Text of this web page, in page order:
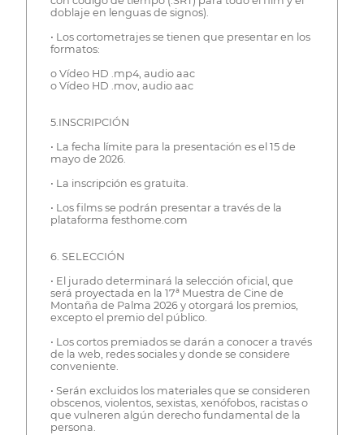
doblaje en lenguas de signos).
• Los cortometrajes se tienen que presentar en los
formatos:
o Vídeo HD .mp4, audio aac
o Vídeo HD .mov, audio aac
5.INSCRIPCIÓN
• La fecha límite para la presentación es el 15 de
mayo de 2026.
• La inscripción es gratuita.
• Los films se podrán presentar a través de la
plataforma festhome.com
6. SELECCIÓN
• El jurado determinará la selección oficial, que
será proyectada en la 17ª Muestra de Cine de
Montaña de Palma 2026 y otorgará los premios,
excepto el premio del público.
• Los cortos premiados se darán a conocer a través
de la web, redes sociales y donde se considere
conveniente.
• Serán excluidos los materiales que se consideren
obscenos, violentos, sexistas, xenófobos, racistas o
que vulneren algún derecho fundamental de la
persona.